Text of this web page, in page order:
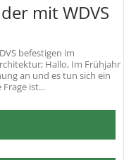
mit WDVS
befestigen im
Hallo, Im Frühjahr
an und es tun sich ein
ist...